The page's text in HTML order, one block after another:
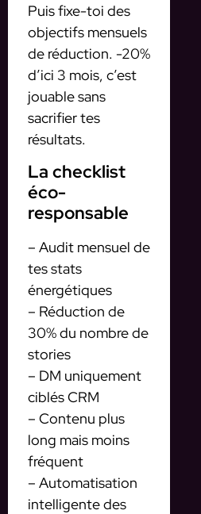
Puis fixe-toi des
objectifs mensuels
de réduction. -20%
d’ici 3 mois, c’est
jouable sans
sacrifier tes
résultats.
La checklist
éco-
responsable
– Audit mensuel de
tes stats
énergétiques
– Réduction de
30% du nombre de
stories
– DM uniquement
ciblés CRM
– Contenu plus
long mais moins
fréquent
– Automatisation
intelligente des